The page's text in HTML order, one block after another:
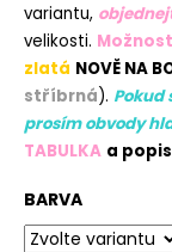
variantu,
velikosti.
zlatá NOVĚ NA
stříbrná). Pokud
prosím obvody
TABULKA a
BARVA
D
o
p
r
u